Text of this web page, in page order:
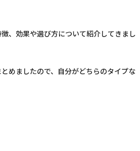
、効果や選び方について紹介してきまし
めましたので、自分がどちらのタイプな